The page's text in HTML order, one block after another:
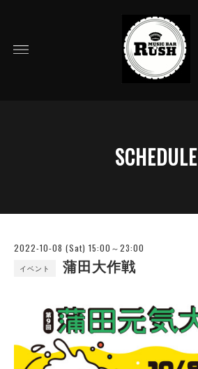
SCHEDULE
2022-10-08 (Sat) 15:00～23:00
イベント 蒲田大作戦